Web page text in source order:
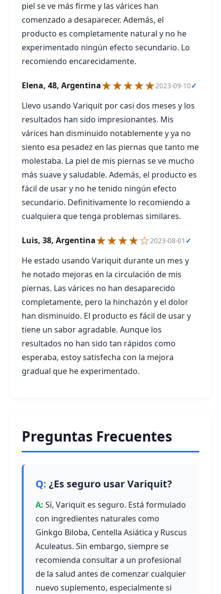
piel se ve más firme y las várices han
comenzado a desaparecer. Además, el
producto es completamente natural y no he
experimentado ningún efecto secundario. Lo
recomiendo encarecidamente.
Elena, 48, Argentina★★★★★2023-09-10✓
Llevo usando Variquit por casi dos meses y los
resultados han sido impresionantes. Mis
várices han disminuido notablemente y ya no
siento esa pesadez en las piernas que tanto me
molestaba. La piel de mis piernas se ve mucho
más suave y saludable. Además, el producto es
fácil de usar y no he tenido ningún efecto
secundario. Definitivamente lo recomiendo a
cualquiera que tenga problemas similares.
Luis, 38, Argentina★★★★☆2023-08-01 ✓
He estado usando Variquit durante un mes y
he notado mejoras en la circulación de mis
piernas. Las várices no han desaparecido
completamente, pero la hinchazón y el dolor
han disminuido. El producto es fácil de usar y
tiene un sabor agradable. Aunque los
resultados no han sido tan rápidos como
esperaba, estoy satisfecha con la mejora
gradual que he experimentado.
Preguntas Frecuentes
¿Es seguro usar Variquit?
Sí, Variquit es seguro. Está formulado
con ingredientes naturales como
Ginkgo Biloba, Centella Asiática y Ruscus
Aculeatus. Sin embargo, siempre se
recomienda consultar a un profesional
de la salud antes de comenzar cualquier
nuevo suplemento, especialmente si